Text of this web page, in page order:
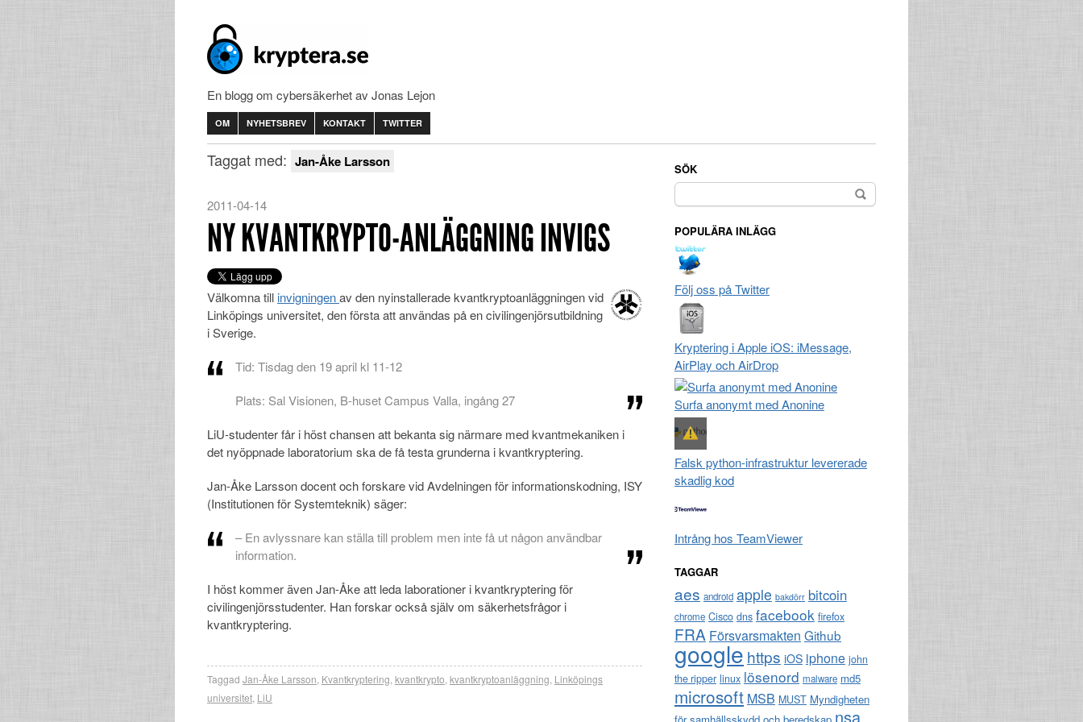
En blogg om cybersäkerhet av Jonas Lejon
OM NYHETSBREV KONTAKT TWITTER
Taggat med: Jan-Åke Larsson
2011-04-14
NY KVANTKRYPTO-ANLÄGGNING INVIGS
Välkomna till invigningenav den nyinstallerade kvantkryptoanläggningen vid
Linköpings universitet, den första att användas på en civilingenjörsutbildning
i Sverige.
Tid: Tisdag den 19 april kl 11-12
Plats: Sal Visionen, B-huset Campus Valla, ingång 27
LiU-studenter får i höst chansen att bekanta sig närmare med kvantmekaniken i
det nyöppnade laboratorium ska de få testa grunderna i kvantkryptering.
Jan-Åke Larsson docent och forskare vid Avdelningen för informationskodning, ISY
(Institutionen för Systemteknik) säger:
– En avlyssnare kan ställa till problem men inte få ut någon användbar
information.
I höst kommer även Jan-Åke att leda laborationer i kvantkryptering för
civilingenjörsstudenter. Han forskar också själv om säkerhetsfrågor i
kvantkryptering.
Taggad Jan-Åke Larsson Kvantkryptering kvantkrypto kvantkryptoanläggning Linköpings
universitet LiU
SÖK
Sök
efter:
POPULÄRA INLÄGG
Följ oss på Twitter
Kryptering i Apple iOS: iMessage,
AirPlay och AirDrop
Surfa anonymt med Anonine
Falsk python-infrastruktur levererade
skadlig kod
Intrång hos TeamViewer
TAGGAR
aes android apple bakdörr bitcoin
chrome Cisco dns facebook firefox
FRA Försvarsmakten Github
google https iOS iphone john
the ripper linux lösenord malware md5
microsoft MSB MUST Myndigheten
nsa